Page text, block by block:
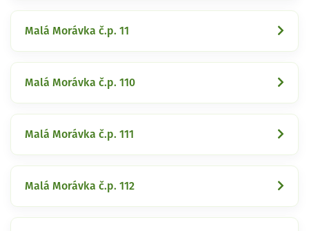
Malá Morávka č.p. 11
Malá Morávka č.p. 110
Malá Morávka č.p. 111
Malá Morávka č.p. 112